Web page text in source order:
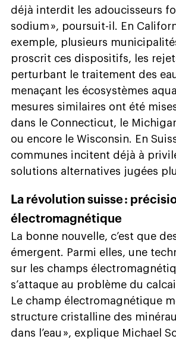
déjà interdit les adoucisseurs
sodium », poursuit-il. En
exemple, plusieurs
proscrit ces dispositifs, les
perturbant le traitement des
menaçant les écosystèmes
mesures similaires ont été
dans le Connecticut, le
ou encore le Wisconsin. En
communes incitent déjà à
solutions alternatives jugées
La révolution suisse :
électromagnétique
La bonne nouvelle, c’est que
émergent. Parmi elles, une
sur les champs
s’attaque au problème du
Le champ électromagnétique
structure cristalline des
dans l’eau », explique Michael